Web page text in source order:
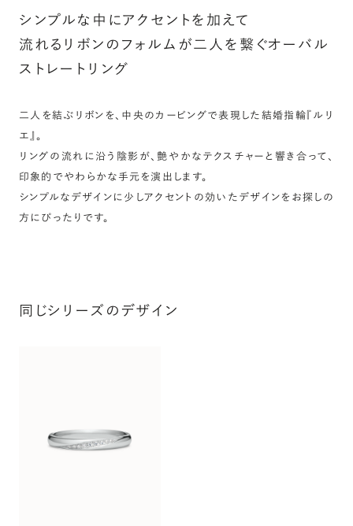
シンプルな中にアクセントを加えて
流れるリボンのフォルムが二人を繋ぐオーバル
ストレートリング
二人を結ぶリボンを、中央のカービングで表現した結婚指輪『ルリ
エ』。
リングの流れに沿う陰影が、艶やかなテクスチャーと響き合って、
印象的でやわらかな手元を演出します。
シンプルなデザインに少しアクセントの効いたデザインをお探しの
方にぴったりです。
同じシリーズのデザイン